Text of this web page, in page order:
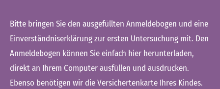
Bitte bringen Sie den ausgefüllten Anmeldebogen und eine
Einverständniserklärung zur ersten Untersuchung mit. Den
Anmeldebogen können Sie einfach hier herunterladen,
direkt an Ihrem Computer ausfüllen und ausdrucken.
Ebenso benötigen wir die Versichertenkarte Ihres Kindes.